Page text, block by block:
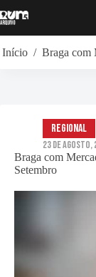
para
Início / Braga com
Braga com
Setembro
Regional
23 de Agosto,